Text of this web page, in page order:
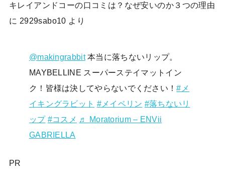
キレイアンドコーの口コミは？なぜ安いのか３つの理由
に 2929sabo10 より
@makingrabbit本当に落ちないリップ。
MAYBELLINE スーパーステイマットイン
ク！皆様は決してやらないでください！#メ
イキングラビット #メイベリン #落ちないリ
ップ #コスメ ♬ Moratorium – ENVii
GABRIELLA
PR